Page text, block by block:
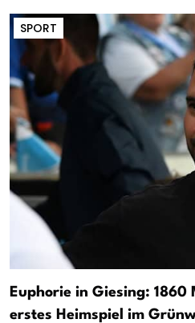
SPORT
Euphorie in Giesing:
erstes Heimspiel im